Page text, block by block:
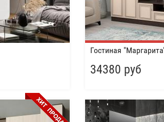
Гостиная
34380 руб